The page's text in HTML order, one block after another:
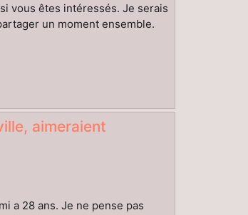
vous êtes intéressés. Je serais
un moment ensemble.
aimeraient
a 28 ans. Je ne pense pas